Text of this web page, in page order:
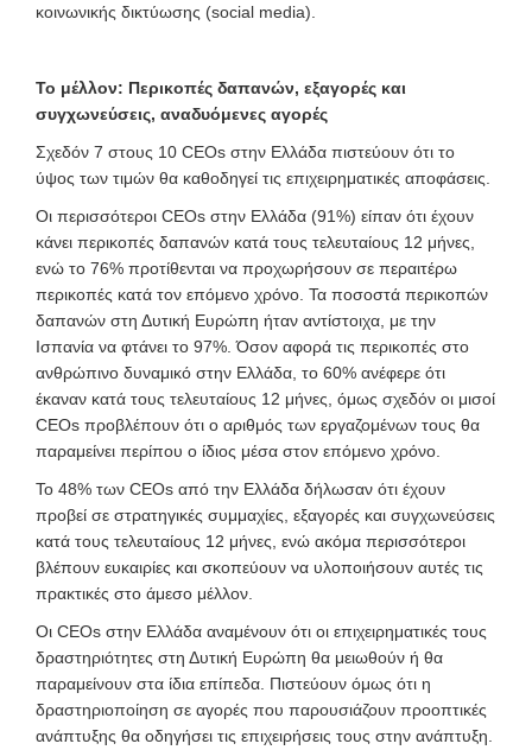
κοινωνικής δικτύωσης (social media).
Το μέλλον: Περικοπές δαπανών, εξαγορές και
συγχωνεύσεις, αναδυόμενες αγορές
Σχεδόν 7 στους 10 CEOs στην Ελλάδα πιστεύουν ότι το
ύψος των τιμών θα καθοδηγεί τις επιχειρηματικές αποφάσεις.
Οι περισσότεροι CEOs στην Ελλάδα (91%) είπαν ότι έχουν
κάνει περικοπές δαπανών κατά τους τελευταίους 12 μήνες,
ενώ το 76% προτίθενται να προχωρήσουν σε περαιτέρω
περικοπές κατά τον επόμενο χρόνο. Τα ποσοστά περικοπών
δαπανών στη Δυτική Ευρώπη ήταν αντίστοιχα, με την
Ισπανία να φτάνει το 97%. Όσον αφορά τις περικοπές στο
ανθρώπινο δυναμικό στην Ελλάδα, το 60% ανέφερε ότι
έκαναν κατά τους τελευταίους 12 μήνες, όμως σχεδόν οι μισοί
CEOs προβλέπουν ότι ο αριθμός των εργαζομένων τους θα
παραμείνει περίπου ο ίδιος μέσα στον επόμενο χρόνο.
Το 48% των CEOs από την Ελλάδα δήλωσαν ότι έχουν
προβεί σε στρατηγικές συμμαχίες, εξαγορές και συγχωνεύσεις
κατά τους τελευταίους 12 μήνες, ενώ ακόμα περισσότεροι
βλέπουν ευκαιρίες και σκοπεύουν να υλοποιήσουν αυτές τις
πρακτικές στο άμεσο μέλλον.
Οι CEOs στην Ελλάδα αναμένουν ότι οι επιχειρηματικές τους
δραστηριότητες στη Δυτική Ευρώπη θα μειωθούν ή θα
παραμείνουν στα ίδια επίπεδα. Πιστεύουν όμως ότι η
δραστηριοποίηση σε αγορές που παρουσιάζουν προοπτικές
ανάπτυξης θα οδηγήσει τις επιχειρήσεις τους στην ανάπτυξη.